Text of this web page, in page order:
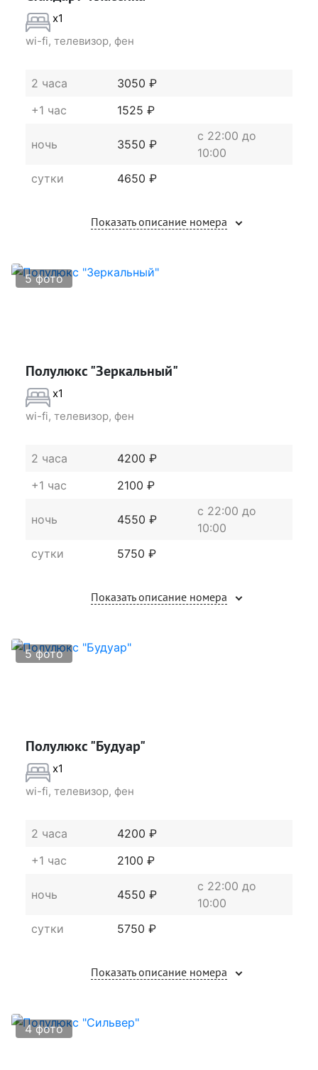
x1
wi-fi, телевизор, фен
2 часа
3050 ₽
+1 час
1525 ₽
ночь 3550 ₽
c 22:00 до
10:00
сутки
4650 ₽
Показать описание номера
5 фото
Полулюкс "Зеркальный"
x1
wi-fi, телевизор, фен
2 часа
4200 ₽
+1 час
2100 ₽
ночь 4550 ₽
c 22:00 до
10:00
сутки
5750 ₽
Показать описание номера
5 фото
Полулюкс "Будуар"
x1
wi-fi, телевизор, фен
2 часа
4200 ₽
+1 час
2100 ₽
ночь 4550 ₽
c 22:00 до
10:00
сутки
5750 ₽
Показать описание номера
4 фото